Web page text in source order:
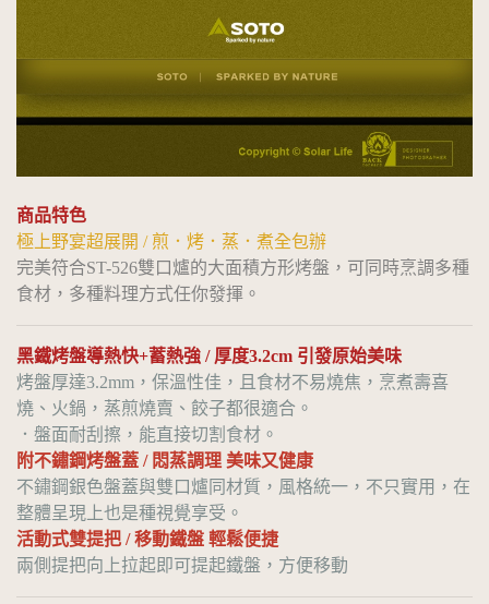
商品特色
極上野宴超展開 / 煎．烤．蒸．煮全包辦
完美符合ST-526雙口爐的大面積方形烤盤，可同時烹調多種
食材，多種料理方式任你發揮。
黑鐵烤盤導熱快+蓄熱強 / 厚度3.2cm 引發原始美味
烤盤厚達3.2mm，保溫性佳，且食材不易燒焦，烹煮壽喜
燒、火鍋，蒸煎燒賣、餃子都很適合。
．盤面耐刮擦，能直接切割食材。
附不鏽鋼烤盤蓋 / 悶蒸調理 美味又健康
不鏽鋼銀色盤蓋與雙口爐同材質，風格統一，不只實用，在
整體呈現上也是種視覺享受。
活動式雙提把 / 移動鐵盤 輕鬆便捷
兩側提把向上拉起即可提起鐵盤，方便移動